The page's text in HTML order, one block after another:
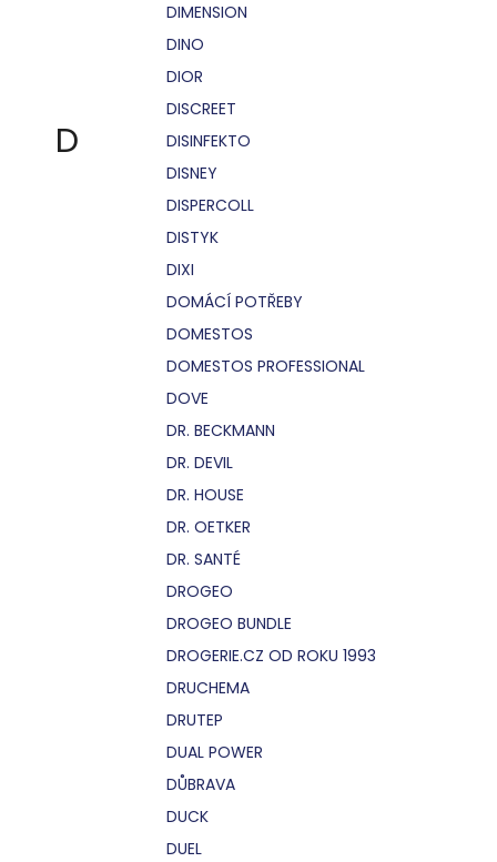
D
DIMENSION
DINO
DIOR
DISCREET
DISINFEKTO
DISNEY
DISPERCOLL
DISTYK
DIXI
DOMÁCÍ POTŘEBY
DOMESTOS
DOMESTOS PROFESSIONAL
DOVE
DR. BECKMANN
DR. DEVIL
DR. HOUSE
DR. OETKER
DR. SANTÉ
DROGEO
DROGEO BUNDLE
DROGERIE.CZ OD ROKU 1993
DRUCHEMA
DRUTEP
DUAL POWER
DŮBRAVA
DUCK
DUEL